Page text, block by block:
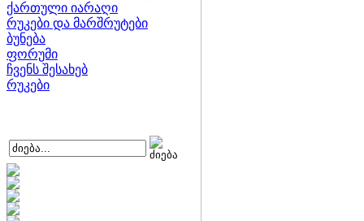
ქართული იარაღი
რუკები და მარშრუტები
ბუნება
ფორუმი
ჩვენს შესახებ
რუკები